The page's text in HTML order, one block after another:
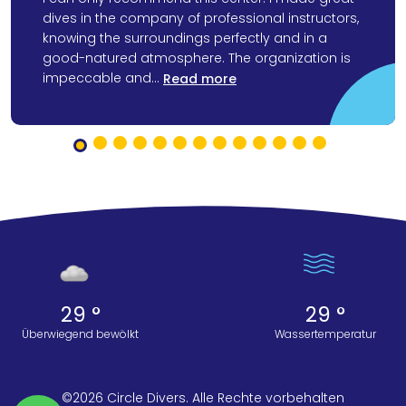
dives in the company of professional instructors,
knowing the surroundings perfectly and in a
good-natured atmosphere. The organization is
impeccable and... Read more
29 °
Überwiegend bewölkt
29 °
Wassertemperatur
©2026 Circle Divers. Alle Rechte vorbehalten